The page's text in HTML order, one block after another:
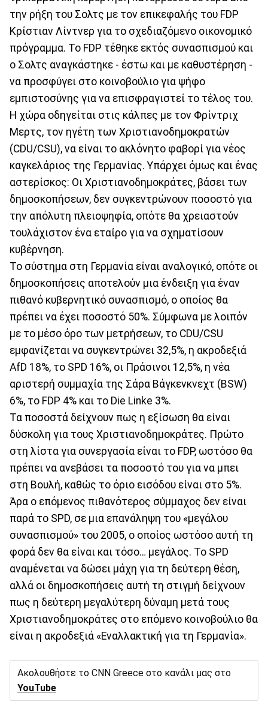
την ρήξη του Σολτς με τον επικεφαλής του FDP
Κρίστιαν Λίντνερ για το σχεδιαζόμενο οικονομικό
πρόγραμμα. Το FDP τέθηκε εκτός συνασπισμού και
ο Σολτς αναγκάστηκε - έστω και με καθυστέρηση -
να προσφύγει στο κοινοβούλιο για ψήφο
εμπιστοσύνης για να επισφραγιστεί το τέλος του.
Η χώρα οδηγείται στις κάλπες με τον Φρίντριχ
Μερτς, τον ηγέτη των Χριστιανοδημοκρατών
(CDU/CSU), να είναι το ακλόνητο φαβορί για νέος
καγκελάριος της Γερμανίας. Υπάρχει όμως και ένας
αστερίσκος: Οι Χριστιανοδημοκράτες, βάσει των
δημοσκοπήσεων, δεν συγκεντρώνουν ποσοστό για
την απόλυτη πλειοψηφία, οπότε θα χρειαστούν
τουλάχιστον ένα εταίρο για να σχηματίσουν
κυβέρνηση.
Το σύστημα στη Γερμανία είναι αναλογικό, οπότε οι
δημοσκοπήσεις αποτελούν μια ένδειξη για έναν
πιθανό κυβερνητικό συνασπισμό, ο οποίος θα
πρέπει να έχει ποσοστό 50%. Σύμφωνα με λοιπόν
με το μέσο όρο των μετρήσεων, το CDU/CSU
εμφανίζεται να συγκεντρώνει 32,5%, η ακροδεξιά
AfD 18%, το SPD 16%, οι Πράσινοι 12,5%, η νέα
αριστερή συμμαχία της Σάρα Βάγκενκνεχτ (BSW)
6%, το FDP 4% και το Die Linke 3%.
Τα ποσοστά δείχνουν πως η εξίσωση θα είναι
δύσκολη για τους Χριστιανοδημοκράτες. Πρώτο
στη λίστα για συνεργασία είναι το FDP, ωστόσο θα
πρέπει να ανεβάσει τα ποσοστό του για να μπει
στη Βουλή, καθώς το όριο εισόδου είναι στο 5%.
Άρα ο επόμενος πιθανότερος σύμμαχος δεν είναι
παρά το SPD, σε μια επανάληψη του «μεγάλου
συνασπισμού» του 2005, ο οποίος ωστόσο αυτή τη
φορά δεν θα είναι και τόσο… μεγάλος. To SPD
αναμένεται να δώσει μάχη για τη δεύτερη θέση,
αλλά οι δημοσκοπήσεις αυτή τη στιγμή δείχνουν
πως η δεύτερη μεγαλύτερη δύναμη μετά τους
Χριστιανοδημοκράτες στο επόμενο κοινοβούλιο θα
είναι η ακροδεξιά «Εναλλακτική για τη Γερμανία».
Ακολουθήστε το CNN Greece στο κανάλι μας στο
YouTube